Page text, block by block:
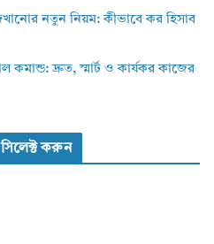
নতুন নিয়ম: কীভাবে কর হিসাব
কমান্ড: দ্রুত, স্মার্ট ও কার্যকর কাজের
করুন